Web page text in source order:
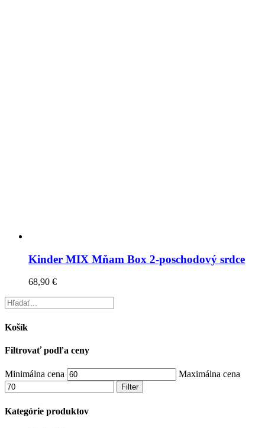
Kinder MIX Mňam Box 2-poschodový srdce
68,90 €
Košík
Filtrovať podľa ceny
Minimálna cena Maximálna cena
Filter
Kategórie produktov